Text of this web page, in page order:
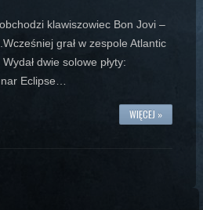
klawiszowiec Bon Jovi –
grał w zespole Atlantic
dwie solowe płyty:
Eclipse…
WIĘCEJ »